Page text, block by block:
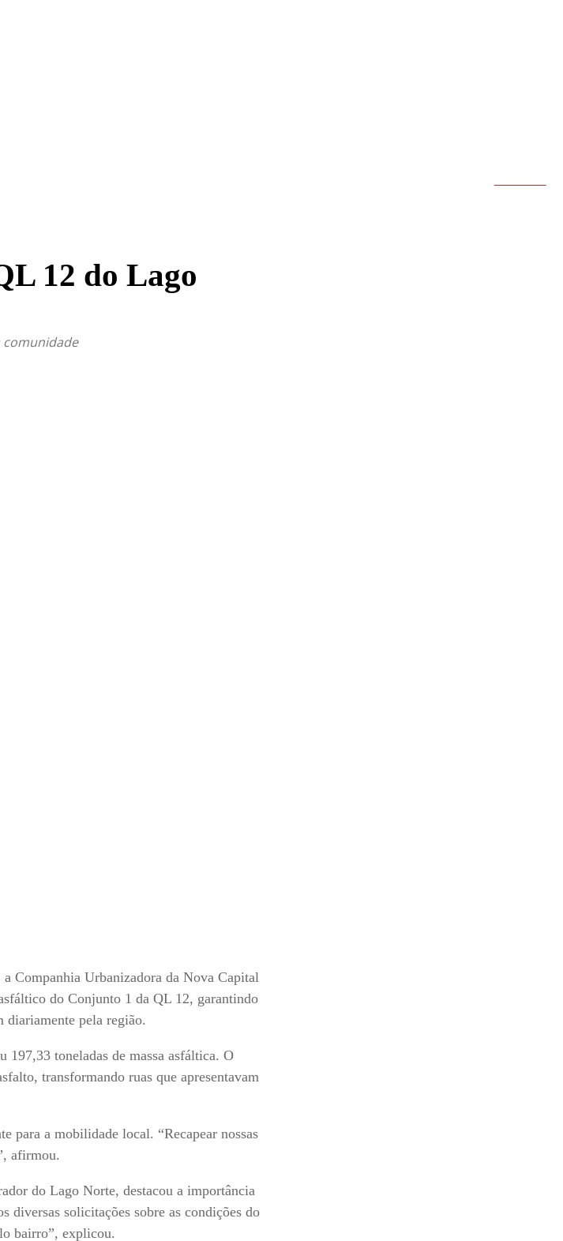
12 do Lago
comunidade
Companhia Urbanizadora da Nova Capital
do Conjunto 1 da QL 12, garantindo
diariamente pela região.
toneladas de massa asfáltica. O
transformando ruas que apresentavam
para a mobilidade local. “Recapear nossas
afirmou.
do Lago Norte, destacou a importância
diversas solicitações sobre as condições do
bairro”, explicou.